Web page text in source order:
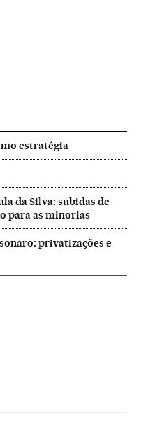
estratégia
da Silva: subidas de
para as minorias
privatizações e